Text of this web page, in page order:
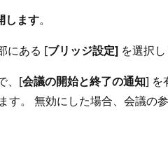
します。
にある [ブリッジ設定] を選択し
、[会議の開始と終了の通知] を
す。 無効にした場合、会議の